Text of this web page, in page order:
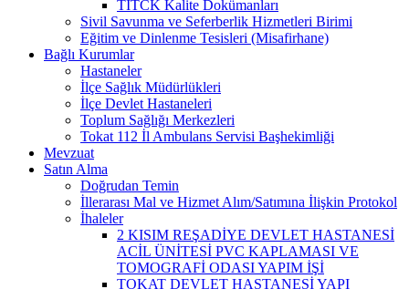
TİTCK Kalite Dokümanları
Sivil Savunma ve Seferberlik Hizmetleri Birimi
Eğitim ve Dinlenme Tesisleri (Misafirhane)
Bağlı Kurumlar
Hastaneler
İlçe Sağlık Müdürlükleri
İlçe Devlet Hastaneleri
Toplum Sağlığı Merkezleri
Tokat 112 İl Ambulans Servisi Başhekimliği
Mevzuat
Satın Alma
Doğrudan Temin
İllerarası Mal ve Hizmet Alım/Satımına İlişkin Protokol
İhaleler
2 KISIM REŞADİYE DEVLET HASTANESİ
ACİL ÜNİTESİ PVC KAPLAMASI VE
TOMOGRAFİ ODASI YAPIM İŞİ
TOKAT DEVLET HASTANESİ YAPI